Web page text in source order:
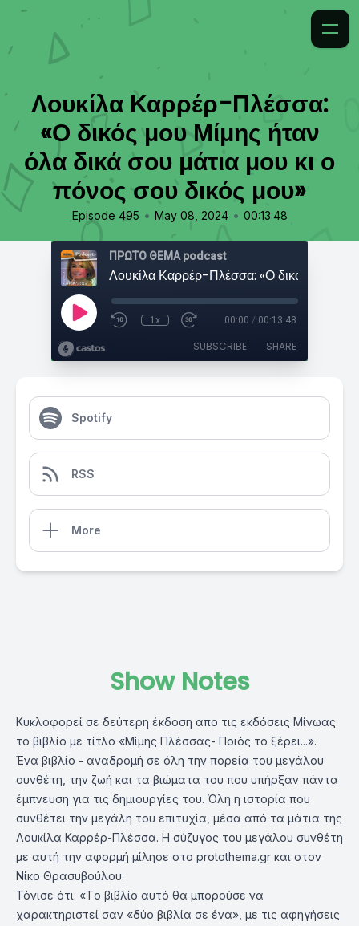
Λουκίλα Καρρέρ-Πλέσσα:
«Ο δικός μου Μίμης ήταν
όλα δικά σου μάτια μου κι ο
πόνος σου δικός μου»
Episode 495 • May 08, 2024 • 00:13:48
ΠΡΩΤΟ ΘΕΜΑ podcast
1x 00:00 / 00:13:48
SUBSCRIBE SHARE
Spotify
RSS
More
Show Notes
Κυκλοφορεί σε δεύτερη έκδοση απο τις εκδόσεις Μίνωας
το βιβλίο με τίτλο «Μίμης Πλέσσας- Ποιός το ξέρει...».
Ένα βιβλίο - αναδρομή σε όλη την πορεία του μεγάλου
συνθέτη, την ζωή και τα βιώματα του που υπήρξαν πάντα
έμπνευση για τις δημιουργίες του. Όλη η ιστορία που
συνθέτει την μεγάλη του επιτυχία, μέσα από τα μάτια της
Λουκίλα Καρρέρ-Πλέσσα. Η σύζυγος του μεγάλου συνθέτη
με αυτή την αφορμή μίλησε στο protothema.gr και στον
Νίκο Θρασυβούλου.
Τόνισε ότι: «Tο βιβλίο αυτό θα μπορούσε να
χαρακτηριστεί σαν «δύο βιβλία σε ένα», με τις αφηγήσεις